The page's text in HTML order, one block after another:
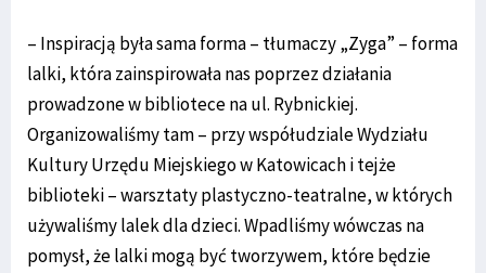
– Inspiracją była sama forma – tłumaczy „Zyga” – forma
lalki, która zainspirowała nas poprzez działania
prowadzone w bibliotece na ul. Rybnickiej.
Organizowaliśmy tam – przy współudziale Wydziału
Kultury Urzędu Miejskiego w Katowicach i tejże
biblioteki – warsztaty plastyczno-teatralne, w których
używaliśmy lalek dla dzieci. Wpadliśmy wówczas na
pomysł, że lalki mogą być tworzywem, które będzie